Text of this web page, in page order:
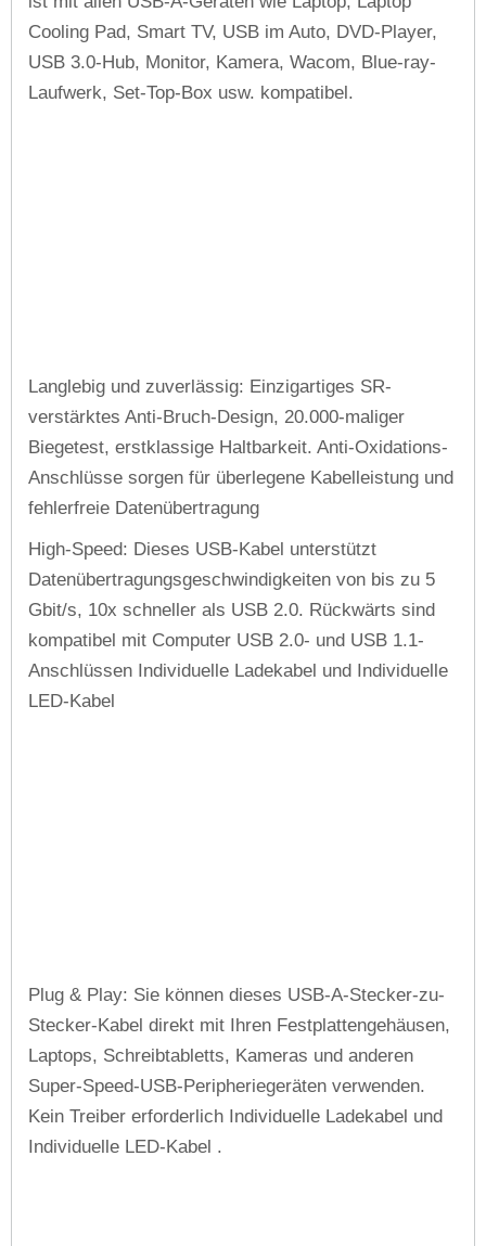
Cooling Pad, Smart TV, USB im Auto, DVD-Player,
USB 3.0-Hub, Monitor, Kamera, Wacom, Blue-ray-
Laufwerk, Set-Top-Box usw. kompatibel.
Langlebig und zuverlässig: Einzigartiges SR-
verstärktes Anti-Bruch-Design, 20.000-maliger
Biegetest, erstklassige Haltbarkeit. Anti-Oxidations-
Anschlüsse sorgen für überlegene Kabelleistung und
fehlerfreie Datenübertragung
High-Speed: Dieses USB-Kabel unterstützt
Datenübertragungsgeschwindigkeiten von bis zu 5
Gbit/s, 10x schneller als USB 2.0. Rückwärts sind
kompatibel mit Computer USB 2.0- und USB 1.1-
Anschlüssen Individuelle Ladekabel und Individuelle
LED-Kabel
Plug & Play: Sie können dieses USB-A-Stecker-zu-
Stecker-Kabel direkt mit Ihren Festplattengehäusen,
Laptops, Schreibtabletts, Kameras und anderen
Super-Speed-USB-Peripheriegeräten verwenden.
Kein Treiber erforderlich Individuelle Ladekabel und
Individuelle LED-Kabel .